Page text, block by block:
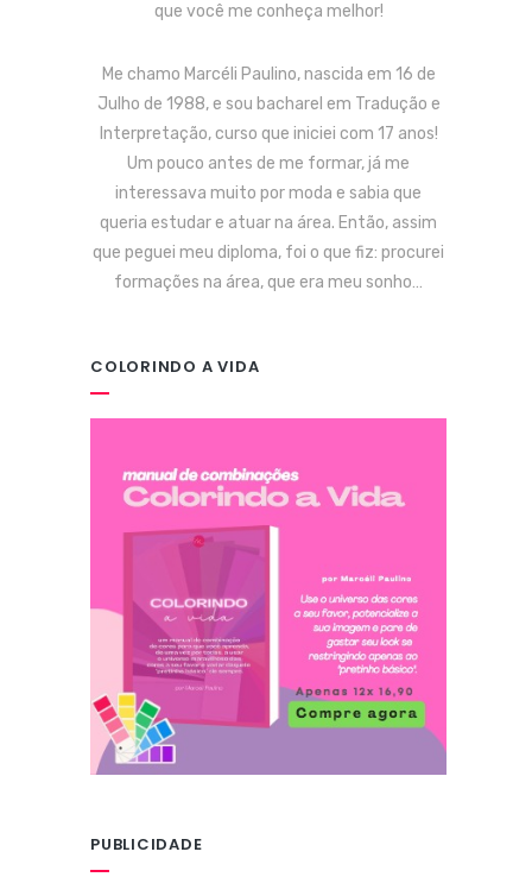
que você me conheça melhor!
Me chamo Marcéli Paulino, nascida em 16 de
Julho de 1988, e sou bacharel em Tradução e
Interpretação, curso que iniciei com 17 anos!
Um pouco antes de me formar, já me
interessava muito por moda e sabia que
queria estudar e atuar na área. Então, assim
que peguei meu diploma, foi o que fiz: procurei
formações na área, que era meu sonho…
COLORINDO A VIDA
PUBLICIDADE